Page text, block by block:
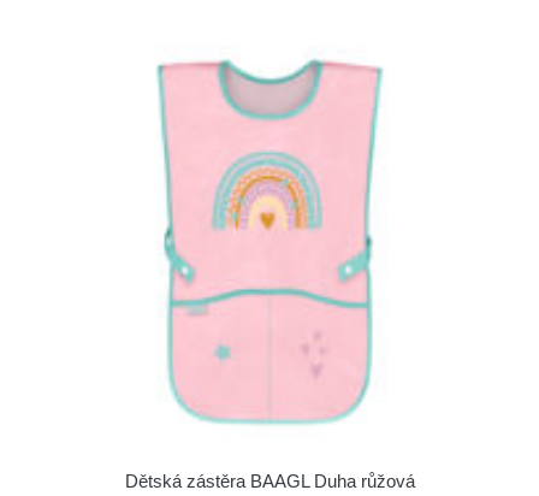
Dětská zástěra BAAGL Duha růžová